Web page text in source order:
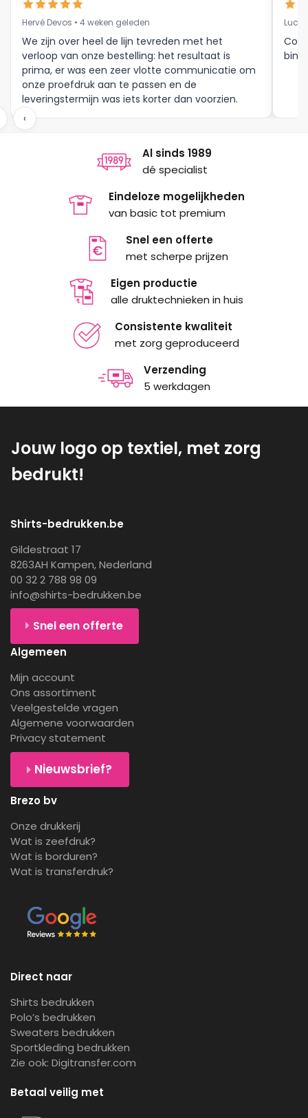
gekozen
worden
op
de
productpagina
productpagina
Hervé Devos • 4 weken geleden
We zijn over heel de lijn tevreden met het
verloop van onze bestelling: het resultaat is
prima, er was een zeer vlotte communicatie om
onze proefdruk aan te passen en de
leveringstermijn was iets korter dan voorzien.
Meer moet dat niet zijn.
Luc
‹
Al sinds 1989
dé specialist
Eindeloze mogelijkheden
van basic tot premium
Snel een offerte
met scherpe prijzen
Eigen productie
alle druktechnieken in huis
Consistente kwaliteit
met zorg geproduceerd
Verzending
5 werkdagen
Jouw logo op textiel, met zorg
bedrukt!
Shirts-bedrukken.be
Gildestraat 17
8263AH Kampen, Nederland
00 32 2 788 98 09
info@shirts-bedrukken.be
Snel een offerte
Algemeen
Mijn account
Ons assortiment
Veelgestelde vragen
Algemene voorwaarden
Privacy statement
Nieuwsbrief?
Brezo bv
Onze drukkerij
Wat is zeefdruk?
Wat is borduren?
Wat is transferdruk?
Direct naar
Shirts bedrukken
Polo’s bedrukken
Sweaters bedrukken
Sportkleding bedrukken
Zie ook: Digitransfer.com
Betaal veilig met